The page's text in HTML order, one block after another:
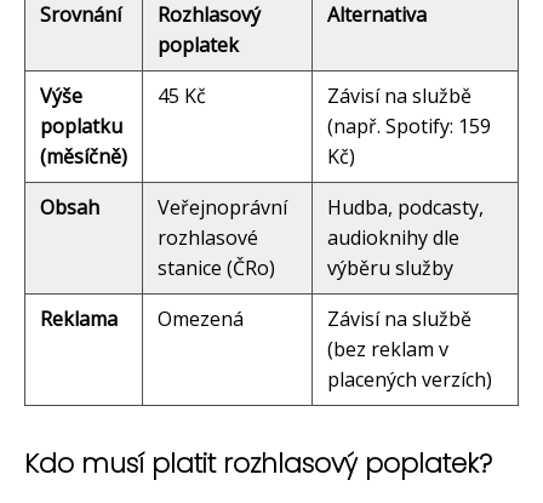
Srovnání
Rozhlasový
poplatek
Alternativa
Výše
poplatku
(měsíčně)
45 Kč
Závisí na službě
(např. Spotify: 159
Kč)
Obsah
Veřejnoprávní
rozhlasové
stanice (ČRo)
Hudba, podcasty,
audioknihy dle
výběru služby
Reklama
Omezená
Závisí na službě
(bez reklam v
placených verzích)
Kdo musí platit rozhlasový poplatek?